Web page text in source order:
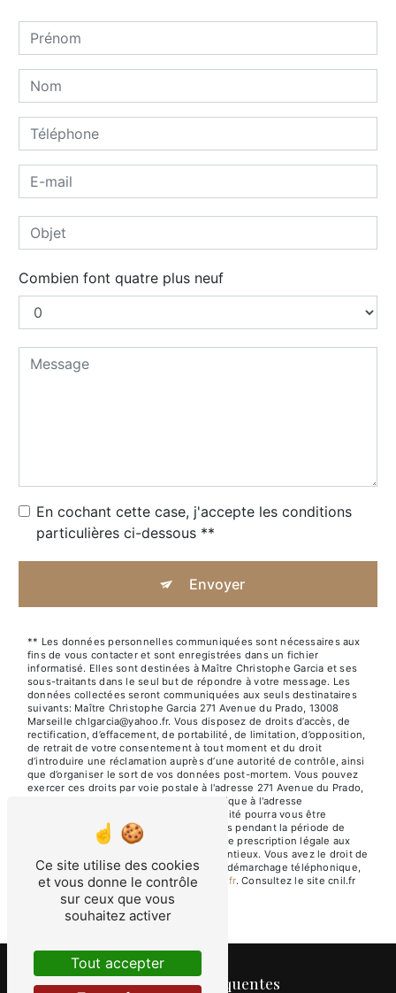
Combien font quatre plus neuf
En cochant cette case, j'accepte les conditions
particulières ci-dessous **
Envoyer
** Les données personnelles communiquées sont nécessaires aux
fins de vous contacter et sont enregistrées dans un fichier
informatisé. Elles sont destinées à Maître Christophe Garcia et ses
sous-traitants dans le seul but de répondre à votre message. Les
données collectées seront communiquées aux seuls destinataires
suivants: Maître Christophe Garcia 271 Avenue du Prado, 13008
Marseille chlgarcia@yahoo.fr. Vous disposez de droits d’accès, de
rectification, d’effacement, de portabilité, de limitation, d’opposition,
de retrait de votre consentement à tout moment et du droit
d’introduire une réclamation auprès d’une autorité de contrôle, ainsi
que d’organiser le sort de vos données post-mortem. Vous pouvez
exercer ces droits par voie postale à l'adresse 271 Avenue du Prado,
13008 Marseille ou par courrier électronique à l'adresse
chlgarcia@yahoo.fr. Un justificatif d'identité pourra vous être
demandé. Nous conservons vos données pendant la période de
prise de contact puis pendant la durée de prescription légale aux
fins probatoires et de gestion des contentieux. Vous avez le droit de
vous inscrire sur la liste d'opposition au démarchage téléphonique,
disponible à cette adresse:Bloctel.gouv.fr. Consultez le site cnil.fr
pour plus d’informations sur vos droits.
Recherches fréquentes
Ce site utilise des cookies
et vous donne le contrôle
sur ceux que vous
souhaitez activer
Tout accepter